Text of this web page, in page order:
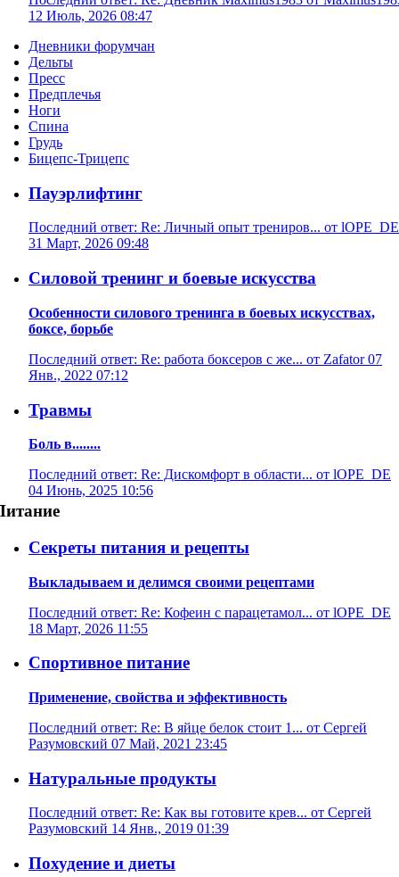
12 Июль, 2026 08:47
Дневники форумчан
Дельты
Пресс
Предплечья
Ноги
Спина
Грудь
Бицепс-Трицепс
Пауэрлифтинг
Последний ответ: Re: Личный опыт трениров... от lOPE_DE
31 Март, 2026 09:48
Силовой тренинг и боевые искусства
Особенности силового тренинга в боевых искусствах,
боксе, борьбе
Последний ответ: Re: работа боксеров с же... от Zafator 07
Янв., 2022 07:12
Травмы
Боль в........
Последний ответ: Re: Дискомфорт в области... от lOPE_DE
04 Июнь, 2025 10:56
Секреты питания и рецепты
Выкладываем и делимся своими рецептами
Последний ответ: Re: Кофеин с парацетамол... от lOPE_DE
18 Март, 2026 11:55
Спортивное питание
Применение, свойства и эффективность
Последний ответ: Re: В яйце белок стоит 1... от Сергей
Разумовский 07 Май, 2021 23:45
Натуральные продукты
Последний ответ: Re: Как вы готовите крев... от Сергей
Разумовский 14 Янв., 2019 01:39
Похудение и диеты